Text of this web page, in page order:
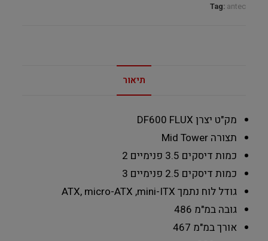
Tag: antec
תיאור
מק"ט יצרן DF600 FLUX
תצורהMid Tower
כמות דיסקים 3.5 פנימיים
2
כמות דיסקים 2.5 פנימיים
3
גודל לוח נתמך ATX, micro-ATX ,mini-ITX
גובה במ"מ 486
אורך במ"מ 467